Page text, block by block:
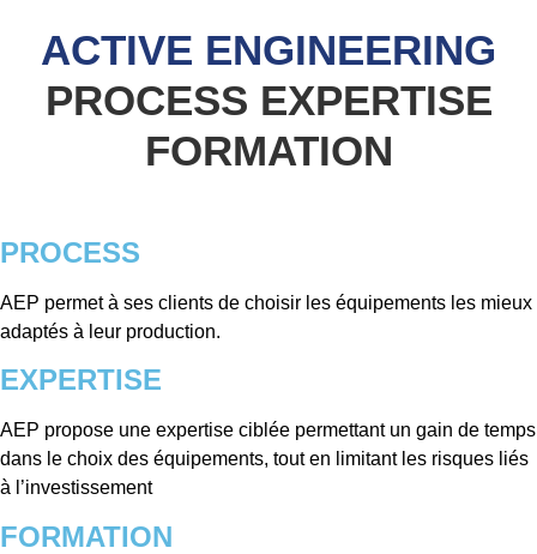
ACTIVE ENGINEERING
PROCESS EXPERTISE
FORMATION
PROCESS
AEP permet à ses clients de choisir les équipements les mieux
adaptés à leur production.
EXPERTISE
AEP propose une expertise ciblée permettant un gain de temps
dans le choix des équipements, tout en limitant les risques liés
à l’investissement
FORMATION